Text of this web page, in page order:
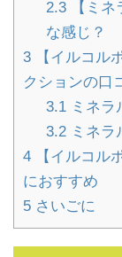
2.3【ミネ
な感じ？
3 【イルコル
クションの口
3.1ミネラ
3.2ミネラ
4 【イルコル
におすすめ
5 さいごに